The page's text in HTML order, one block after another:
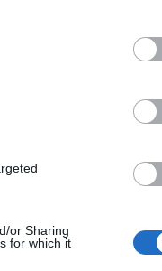
or Sharing
for which it